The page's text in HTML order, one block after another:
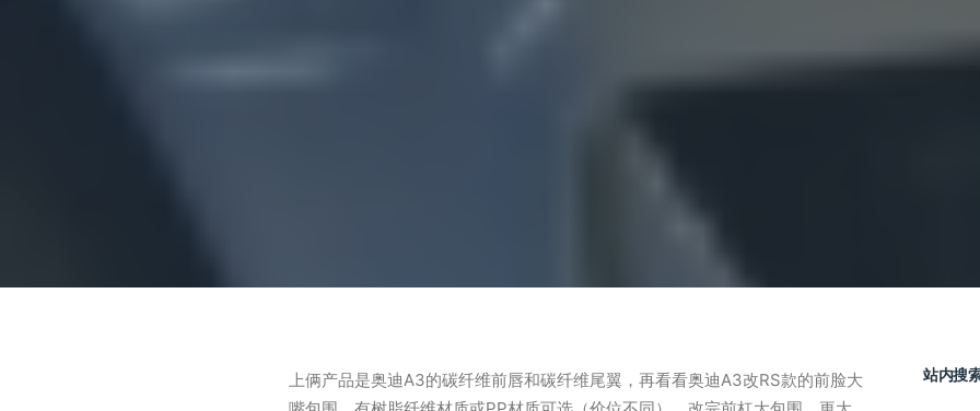
上俩产品是奥迪A3的碳纤维前唇和碳纤维尾翼，再看看奥迪A3改RS款的前脸大
站内搜